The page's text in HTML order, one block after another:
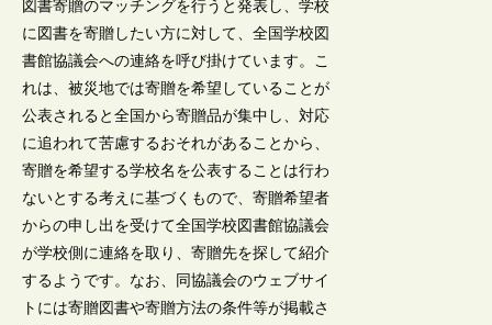
図書寄贈のマッチングを行うと発表し、学校
に図書を寄贈したい方に対して、全国学校図
書館協議会への連絡を呼び掛けています。こ
れは、被災地では寄贈を希望していることが
公表されると全国から寄贈品が集中し、対応
に追われて苦慮するおそれがあることから、
寄贈を希望する学校名を公表することは行わ
ないとする考えに基づくもので、寄贈希望者
からの申し出を受けて全国学校図書館協議会
が学校側に連絡を取り、寄贈先を探して紹介
するようです。なお、同協議会のウェブサイ
トには寄贈図書や寄贈方法の条件等が掲載さ